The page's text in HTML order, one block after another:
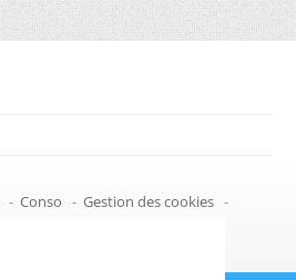
- Conso - Gestion des cookies -